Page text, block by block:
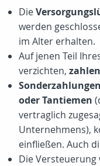
Die
werden
im Alter erhalten.
Auf jenen Teil
verzichten,
oder Tantiemen
vertraglich
Unternehmens),
einfließen. Auch
Die